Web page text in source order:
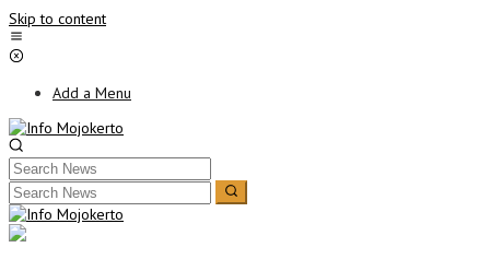
Skip to content
Add a Menu